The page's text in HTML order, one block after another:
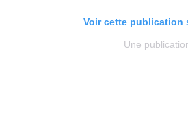
Voir cette publication
Une